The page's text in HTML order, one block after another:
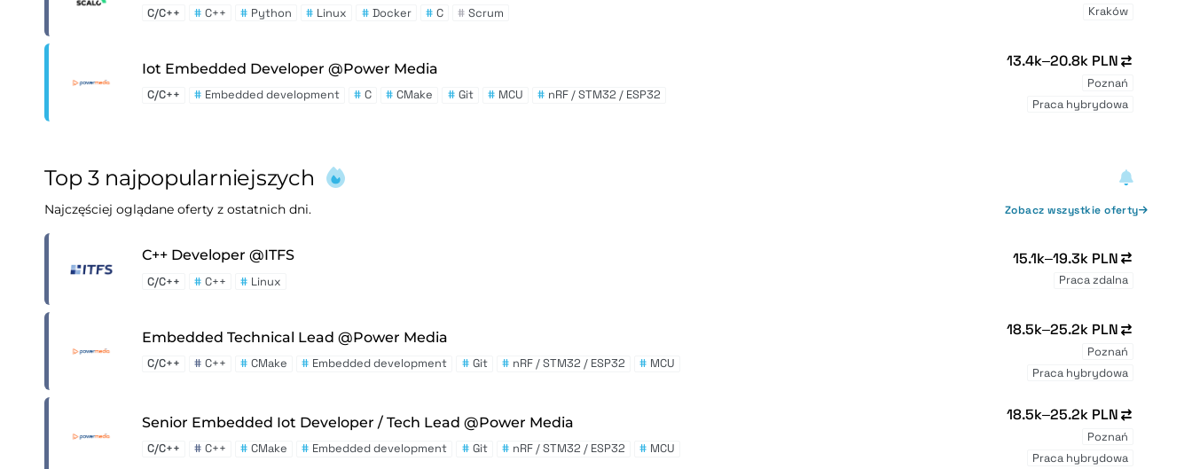
C/C++ # C++ # Python # Linux # Docker # C # Scrum Kraków
Iot Embedded Developer @Power Media
C/C++ # Embedded development # C # CMake # Git # MCU # nRF / STM32 / ESP32
13.4k–20.8k PLN
Poznań
Praca hybrydowa
Top 3 najpopularniejszych
Najczęściej oglądane oferty z ostatnich dni. Zobacz wszystkie oferty
C++ Developer @ITFS
C/C++ # C++ # Linux
15.1k–19.3k PLN
Praca zdalna
Embedded Technical Lead @Power Media
C/C++ # C++ # CMake # Embedded development # Git # nRF / STM32 / ESP32 # MCU
18.5k–25.2k PLN
Poznań
Praca hybrydowa
Senior Embedded Iot Developer / Tech Lead @Power Media
C/C++ # C++ # CMake # Embedded development # Git # nRF / STM32 / ESP32 # MCU
18.5k–25.2k PLN
Poznań
Praca hybrydowa